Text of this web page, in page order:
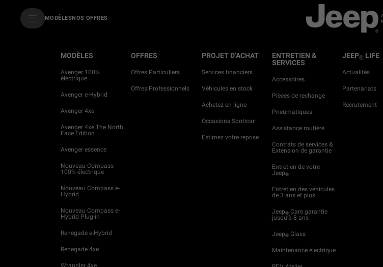
MODÈLESNOS OFFRES
MODÈLES
Avenger 100%
électrique
Avenger e-Hybrid
Avenger 4xe
Avenger 4xe The North
Face Edition
Avenger essence
Nouveau Compass
100% électrique
Nouveau Compass e-
Hybrid
Nouveau Compass e-
Hybrid Plug-in
Renegade e-Hybrid
Renegade 4xe
Wrangler 4xe
OFFRES
Offres Particuliers
Offres Professionnels
PROJET D’ACHAT
Services financiers
Véhicules en stock
Achetez en ligne
Occasions Spoticar
Estimez votre reprise
ENTRETIEN &
SERVICES
Accessoires
Pièces de rechange
Pneumatiques
Assistance routière
Contrats de services &
Extension de garantie
Entretien de votre
Jeep®
Entretien des véhicules
de 3 ans et plus
Jeep®Care garantie
jusqu’à 8 ans
Jeep®Glass
Maintenance électrique
JEEP® LIFE
Actualités
Partenariats
Recrutement